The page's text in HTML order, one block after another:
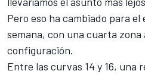
Pero eso ha cambiado para
semana, con una cuarta zona
configuración.
Entre las curvas 14 y 16, una